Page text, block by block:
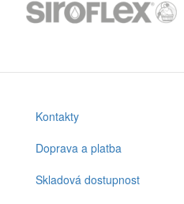
Footer
menu
Kontakty
Doprava a platba
Skladová dostupnost